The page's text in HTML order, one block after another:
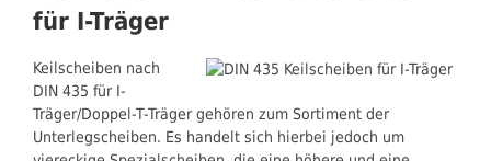
für I-Träger
Keilscheiben nach
DIN 435 für I-
Träger/Doppel-T-Träger gehören zum Sortiment der
Unterlegscheiben. Es handelt sich hierbei jedoch um